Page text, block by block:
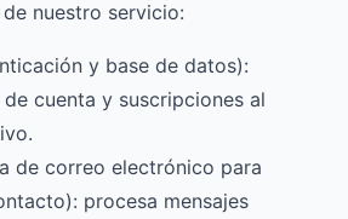
nuestro servicio:
y base de datos):
cuenta y suscripciones al
de correo electrónico para
procesa mensajes